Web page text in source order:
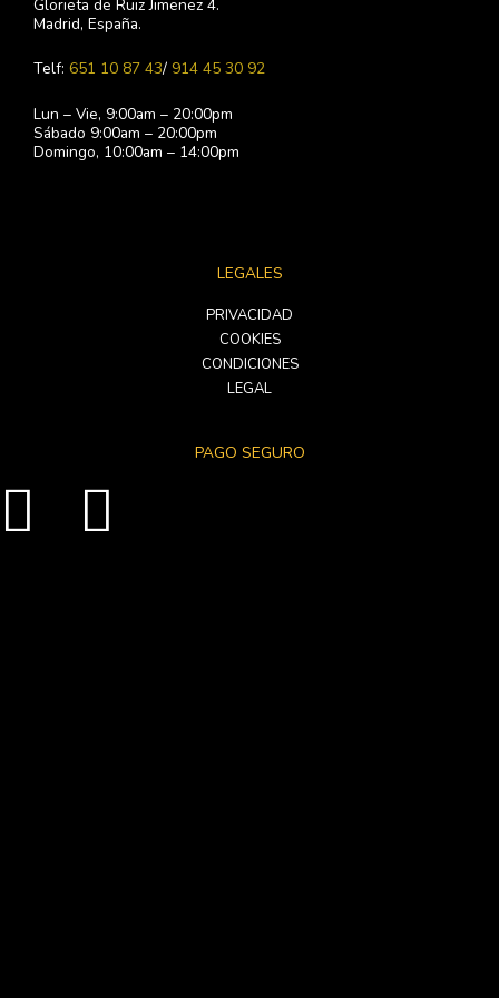
m
Glorieta de Ruiz Jimenez 4.
Madrid, España.
Telf: 651 10 87 43/ 914 45 30 92
Lun – Vie, 9:00am – 20:00pm
Sábado 9:00am – 20:00pm
Domingo, 10:00am – 14:00pm
LEGALES
PRIVACIDAD
COOKIES
CONDICIONES
LEGAL
PAGO SEGURO